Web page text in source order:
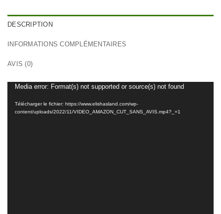
DESCRIPTION
INFORMATIONS COMPLÉMENTAIRES
AVIS (0)
Lecteur
vidéo
Media error: Format(s) not supported or source(s) not found
Télécharger le fichier: https://www.elishasland.com/wp-
content/uploads/2022/11/VIDEO_AMAZON_CUT_SANS_AVIS.mp4?_=1